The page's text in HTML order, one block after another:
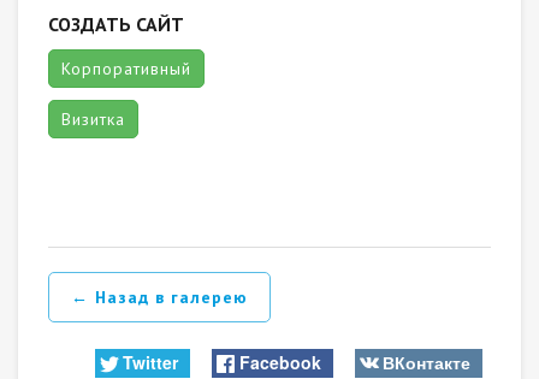
СОЗДАТЬ САЙТ
Корпоративный
Визитка
← Назад в галерею
Twitter Facebook ВКонтакте